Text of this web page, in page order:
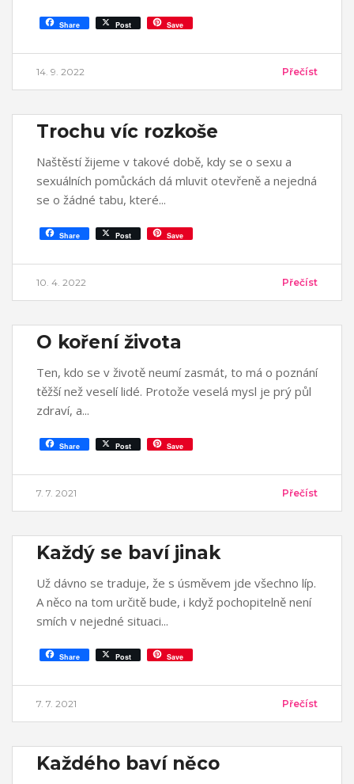
Share Post Save
Přečíst
14. 9. 2022
Trochu víc rozkoše
Naštěstí žijeme v takové době, kdy se o sexu a
sexuálních pomůckách dá mluvit otevřeně a nejedná
se o žádné tabu, které
Share Post Save
Přečíst
10. 4. 2022
O koření života
Ten, kdo se v životě neumí zasmát, to má o poznání
těžší než veselí lidé. Protože veselá mysl je prý půl
zdraví, a
Share Post Save
Přečíst
7. 7. 2021
Každý se baví jinak
Už dávno se traduje, že s úsměvem jde všechno líp.
A něco na tom určitě bude, i když pochopitelně není
smích v nejedné situaci
Share Post Save
Přečíst
7. 7. 2021
Každého baví něco